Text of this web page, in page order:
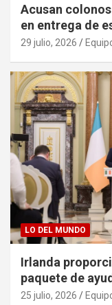
Acusan
en entrega de
29 julio, 2026
LO DEL MUNDO
Irlanda
paquete de
25 julio, 2026